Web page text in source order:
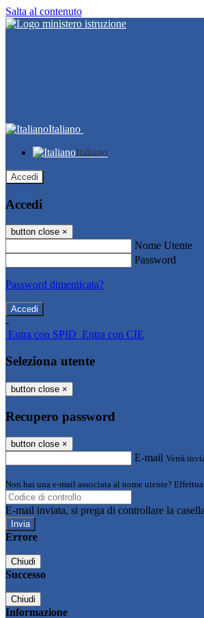
Salta al contenuto
Italiano
Italiano
Accedi
Accedi
button close ×
Nome Utente
Password
Password dimenticata?
-
Entra con SPID Entra con CIE
Seleziona utente
button close ×
Recupero password
button close ×
E-mail Verrà
Non hai una e-mail associata al nome utente?
E-mail inviata, si prega di controllare la
Errore
Chiudi
Successo
Chiudi
Informazione